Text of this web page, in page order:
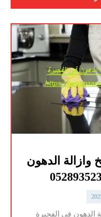
الدهون
الدهون في الفجيرة